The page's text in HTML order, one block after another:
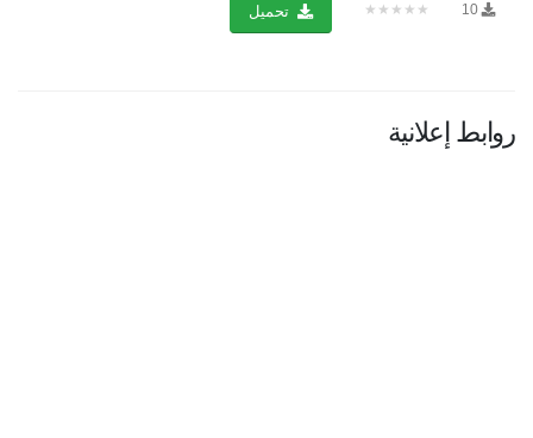
10
★★★★★ تحميل
روابط إعلانية